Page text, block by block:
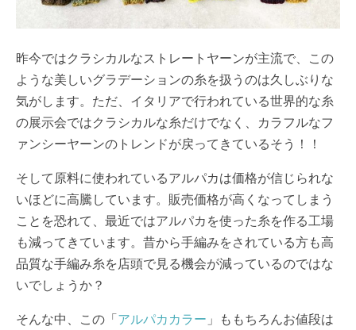
昨今ではクラシカルなストレートヤーンが主流で、この
ような美しいグラデーションの糸を扱うのは久しぶりな
気がします。ただ、イタリアで行われている世界的な糸
の展示会ではクラシカルな糸だけでなく、カラフルなフ
ァンシーヤーンのトレンドが戻ってきているそう！！
そして原料に使われているアルパカは価格が信じられな
いほどに高騰しています。販売価格が高くなってしまう
ことを恐れて、最近ではアルパカを使った糸を作る工場
も減ってきています。昔から手編みをされている方も高
品質な手編み糸を店頭で見る機会が減っているのではな
いでしょうか？
そんな中、この「 アルパカカラー 」ももちろんお値段は